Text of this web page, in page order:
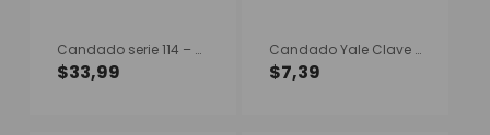
Candado serie 114 – 80mm
$33,99
Candado Yale Clave Yp1 Rojo
$7,39